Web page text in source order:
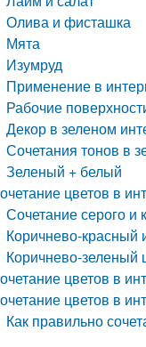
Олива и фисташка
Мята
Изумруд
Применение в
Рабочие
Декор в зеленом
Сочетания тонов в
Зеленый + белый
цветов в
Сочетание серого и
Коричнево-красный
Коричнево-зеленый
цветов в
цветов в
Как правильно